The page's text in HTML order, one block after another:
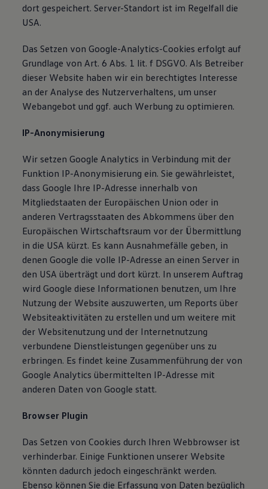
dort gespeichert. Server-Standort ist im Regelfall die
USA.
Das Setzen von Google-Analytics-Cookies erfolgt auf
Grundlage von Art. 6 Abs. 1 lit. f DSGVO. Als Betreiber
dieser Website haben wir ein berechtigtes Interesse
an der Analyse des Nutzerverhaltens, um unser
Webangebot und ggf. auch Werbung zu optimieren.
IP-Anonymisierung
Wir setzen Google Analytics in Verbindung mit der
Funktion IP-Anonymisierung ein. Sie gewährleistet,
dass Google Ihre IP-Adresse innerhalb von
Mitgliedstaaten der Europäischen Union oder in
anderen Vertragsstaaten des Abkommens über den
Europäischen Wirtschaftsraum vor der Übermittlung
in die USA kürzt. Es kann Ausnahmefälle geben, in
denen Google die volle IP-Adresse an einen Server in
den USA überträgt und dort kürzt. In unserem Auftrag
wird Google diese Informationen benutzen, um Ihre
Nutzung der Website auszuwerten, um Reports über
Websiteaktivitäten zu erstellen und um weitere mit
der Websitenutzung und der Internetnutzung
verbundene Dienstleistungen gegenüber uns zu
erbringen. Es findet keine Zusammenführung der von
Google Analytics übermittelten IP-Adresse mit
anderen Daten von Google statt.
Browser Plugin
Das Setzen von Cookies durch Ihren Webbrowser ist
verhinderbar. Einige Funktionen unserer Website
könnten dadurch jedoch eingeschränkt werden.
Ebenso können Sie die Erfassung von Daten bezüglich